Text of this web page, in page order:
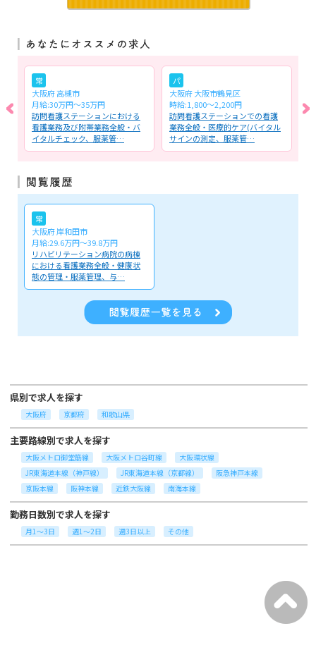
常
大阪府 高槻市
月給:30万円～35万円
訪問看護ステーションにおける
看護業務及び附帯業務全般・バ
イタルチェック、服薬管…
パ
大阪府 大阪市鶴見区
時給:1,800～2,200円
訪問看護ステーションでの看護
業務全般・医療的ケア(バイタル
サインの測定、服薬管…
常
大阪府 岸和田市
月給:29.6万円～39.8万円
リハビリテーション病院の病棟
における看護業務全般・健康状
態の管理・服薬管理、与…
県別で求人を探す
大阪府 京都府 和歌山県
主要路線別で求人を探す
大阪メトロ御堂筋線 大阪メトロ谷町線
大阪環状線
JR東海道本線（神戸線）
JR東海道本線（京都線）
阪急神戸本線
京阪本線
阪神本線 近鉄大阪線 南海本線
勤務日数別で求人を探す
月1～3日 週1～2日 週3日以上 その他